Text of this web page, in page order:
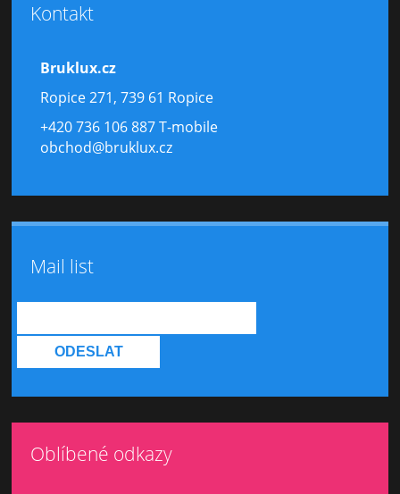
Kontakt
Bruklux.cz
Ropice 271, 739 61 Ropice
+420 736 106 887 T-mobile
obchod@bruklux.cz
Mail list
Oblíbené odkazy